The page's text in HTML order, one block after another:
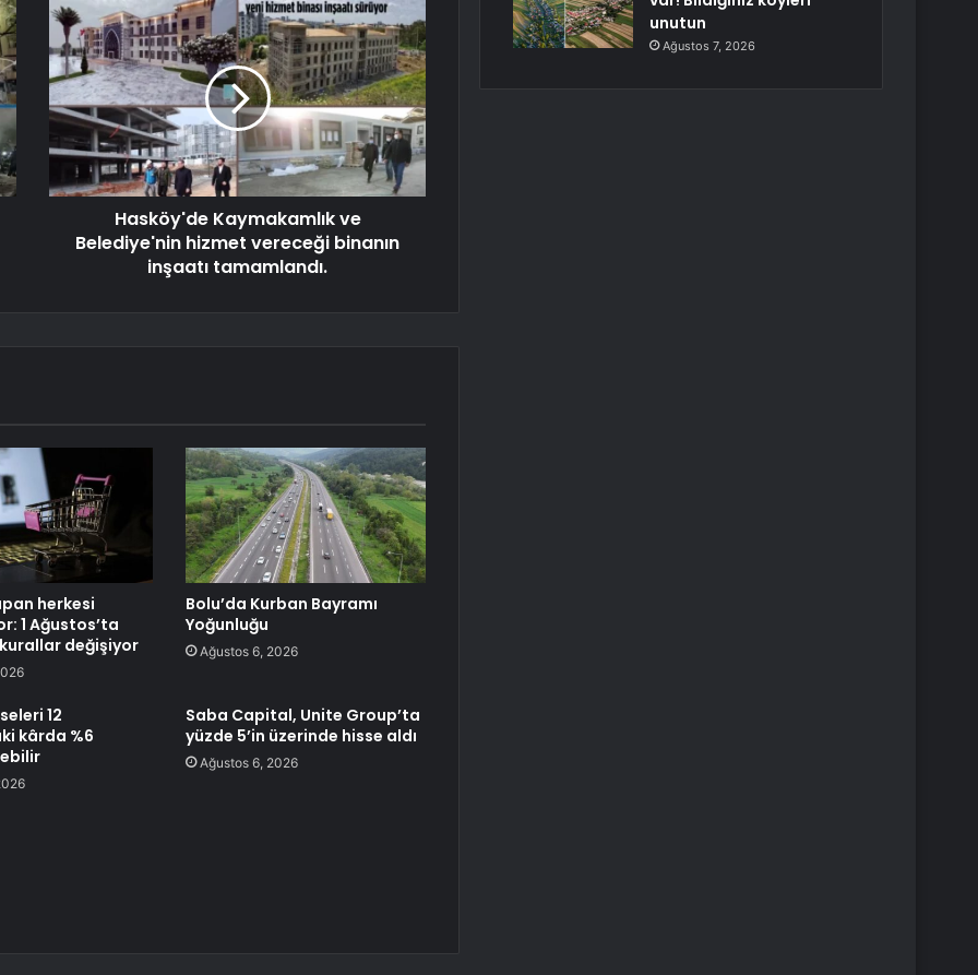
Hasköy'de Kaymakamlık ve
Belediye'nin hizmet vereceği binanın
inşaatı tamamlandı.
herkesi
1 Ağustos’ta
değişiyor
Bolu’da Kurban Bayramı
Yoğunluğu
Ağustos 6, 2026
12
kârda %6
Saba Capital, Unite Group’ta
yüzde 5’in üzerinde hisse aldı
Ağustos 6, 2026
unutun
Ağustos 7, 2026